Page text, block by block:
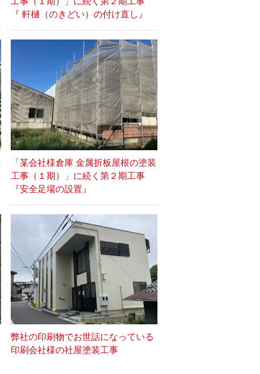
『 軒樋（のきどい）の付け直し』
「某会社様倉庫 金属折板屋根の塗装
工事（１期）」に続く第２期工事
『安全足場の設置』
弊社の印刷物でお世話になっている
印刷会社様の社屋塗装工事